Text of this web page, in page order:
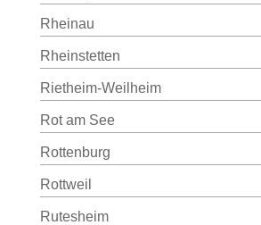
Rheinau
Rheinstetten
Rietheim-Weilheim
Rot am See
Rottenburg
Rottweil
Rutesheim